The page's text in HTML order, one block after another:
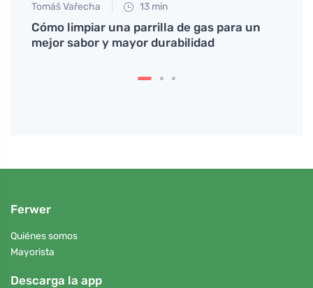
Tomáš Vařecha 13 min
Cómo limpiar una parrilla de gas para un
mejor sabor y mayor durabilidad
Ferwer
Quiénes somos
Mayorista
Descarga la app